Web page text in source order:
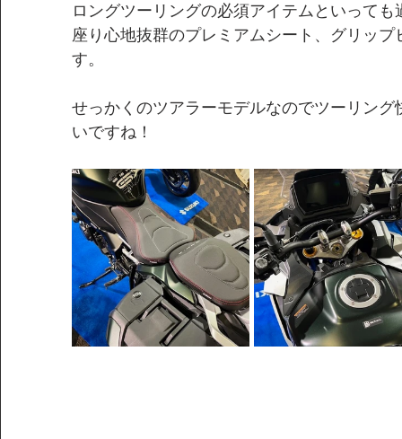
ロングツーリングの必須アイテムといって
座り心地抜群のプレミアムシート、グリッ
す。
せっかくのツアラーモデルなのでツーリン
いですね！